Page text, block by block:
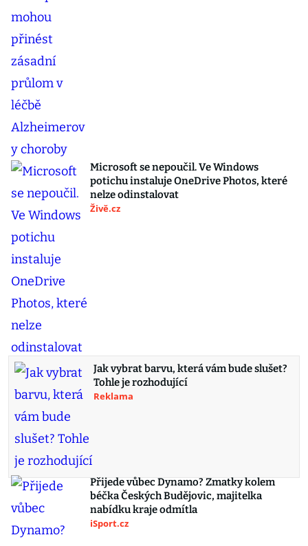
Microsoft se nepoučil. Ve Windows
potichu instaluje OneDrive Photos, které
nelze odinstalovat
Živě.cz
Jak vybrat barvu, která vám bude slušet?
Tohle je rozhodující
Reklama
Přijede vůbec Dynamo? Zmatky kolem
béčka Českých Budějovic, majitelka
nabídku kraje odmítla
iSport.cz